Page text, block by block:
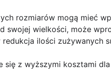
rozmiarów mogą mieć
swojej wielkości, może
ilości zużywanych
się z wyższymi kosztami